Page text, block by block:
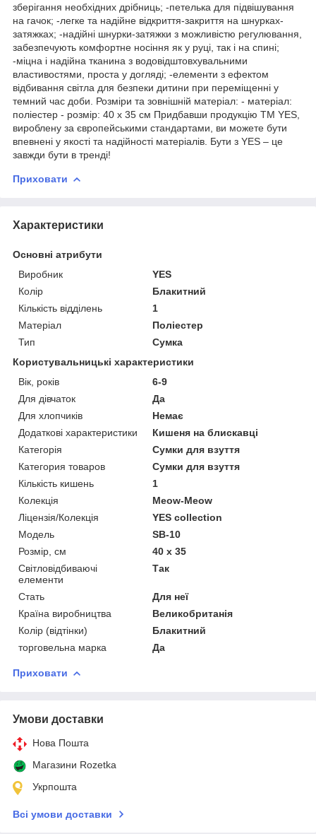
зберігання необхідних дрібниць; -петелька для підвішування
на гачок; -легке та надійне відкриття-закриття на шнурках-
затяжках; -надійні шнурки-затяжки з можливістю регулювання,
забезпечують комфортне носіння як у руці, так і на спині;
-міцна і надійна тканина з водовідштовхувальними
властивостями, проста у догляді; -елементи з ефектом
відбивання світла для безпеки дитини при переміщенні у
темний час доби. Розміри та зовнішній матеріал: - матеріал:
поліестер - розмір: 40 х 35 см Придбавши продукцію TM YES,
вироблену за європейськими стандартами, ви можете бути
впевнені у якості та надійності матеріалів. Бути з YES – це
завжди бути в тренді!
Приховати
Характеристики
Основні атрибути
Виробник
YES
Колір
Блакитний
Кількість відділень
1
Матеріал
Поліестер
Тип
Сумка
Користувальницькі характеристики
Вік, років
6-9
Для дівчаток
Да
Для хлопчиків
Немає
Додаткові характеристики
Кишеня на блискавці
Категорія
Сумки для взуття
Категория товаров
Сумки для взуття
Кількість кишень
1
Колекція
Meow-Meow
Ліцензія/Колекція
YES collection
Мoдель
SB-10
Розмір, см
40 х 35
Світловідбиваючі
елементи
Так
Стать
Для неї
Країна виробництва
Великобританія
Колір (відтінки)
Блакитний
торговельна марка
Да
Приховати
Умови доставки
Нова Пошта
Магазини Rozetka
Укрпошта
Всі умови доставки